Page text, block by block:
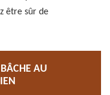
être sûr de
AU